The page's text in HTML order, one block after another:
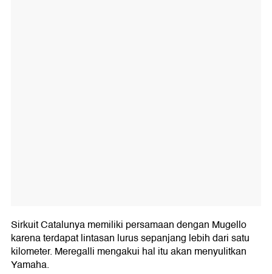
Sirkuit Catalunya memiliki persamaan dengan Mugello
karena terdapat lintasan lurus sepanjang lebih dari satu
kilometer. Meregalli mengakui hal itu akan menyulitkan
Yamaha.